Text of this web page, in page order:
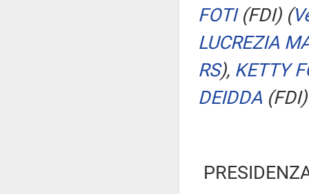
FOTI(FDI) (
LUCREZIA
RS), KETTY
DEIDDA